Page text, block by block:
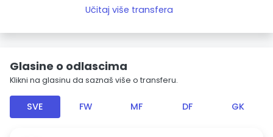
Učitaj više transfera
Glasine o odlascima
Klikni na glasinu da saznaš više o transferu.
SVE FW MF DF GK